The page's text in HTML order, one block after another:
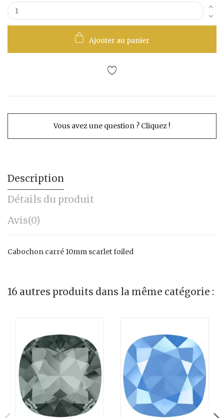
Ajouter au panier
Vous avez une question ? Cliquez !
Description
Détails du produit
Avis(0)
Cabochon carré 10mm scarlet foiled
16 autres produits dans la même catégorie :